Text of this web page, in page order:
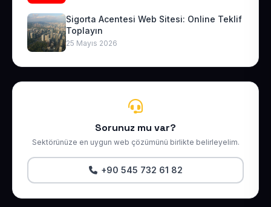
Sigorta Acentesi Web Sitesi: Online Teklif
Toplayın
25 Mayıs 2026
Sorunuz mu var?
Sektörünüze en uygun web çözümünü birlikte belirleyelim.
+90 545 732 61 82